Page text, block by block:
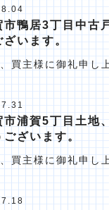
市鴨居3丁目中古
ざいます。
買主様に御礼申し
市浦賀5丁目土地
ざいます。
買主様に御礼申し